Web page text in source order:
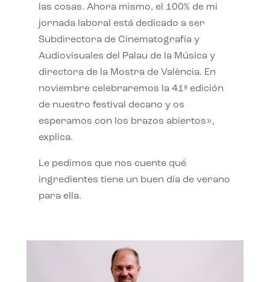
las cosas. Ahora mismo, el 100% de mi
jornada laboral está dedicado a ser
Subdirectora de Cinematografía y
Audiovisuales del Palau de la Música y
directora de la Mostra de València. En
noviembre celebraremos la 41ª edición
de nuestro festival decano y os
esperamos con los brazos abiertos»,
explica.
Le pedimos que nos cuente qué
ingredientes tiene un buen día de verano
para ella.